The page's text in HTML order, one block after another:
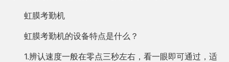
虹膜考勤机
虹膜考勤机的设备特点是什么？
1.辨认速度一般在零点三秒左右，看一眼即可通过，适